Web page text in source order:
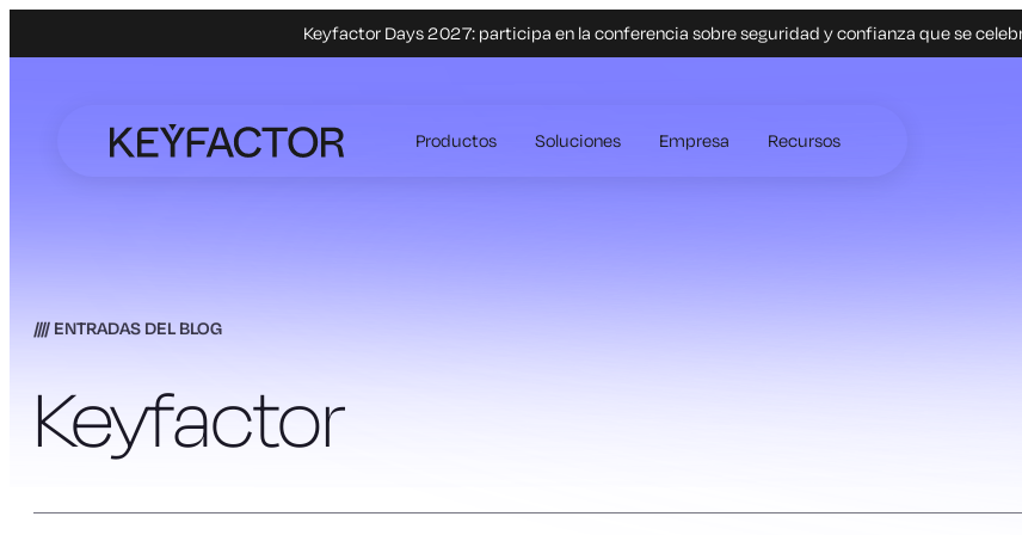
Keyfactor Days 2027: participa en la conferencia sobre seguridad y confianza que se
contenido
principal
Productos Soluciones Empresa Recursos
ENTRADAS DEL BLOG
Keyfactor